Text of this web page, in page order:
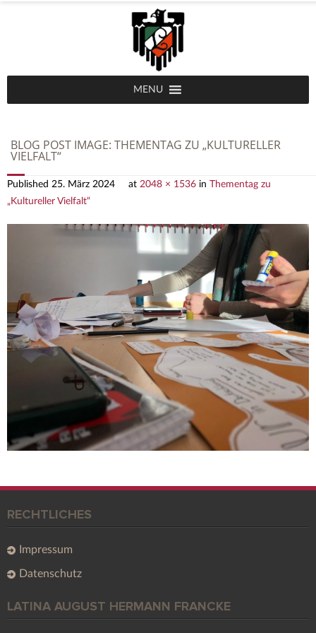
MENU
BLOG POST IMAGE: THEMENTAG ZU „KULTURELLER
VIELFALT“
Published 25. März 2024 at 2048 × 1536 in Thementag zu
„Kultureller Vielfalt“
RECHTLICHES
Impressum
Datenschutz
LATINA AUGUST HERMANN FRANCKE